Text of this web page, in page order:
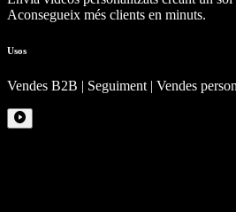
Aconsegueix més clients en minuts.
Usos
Vendes B2B | Seguiment | Vendes